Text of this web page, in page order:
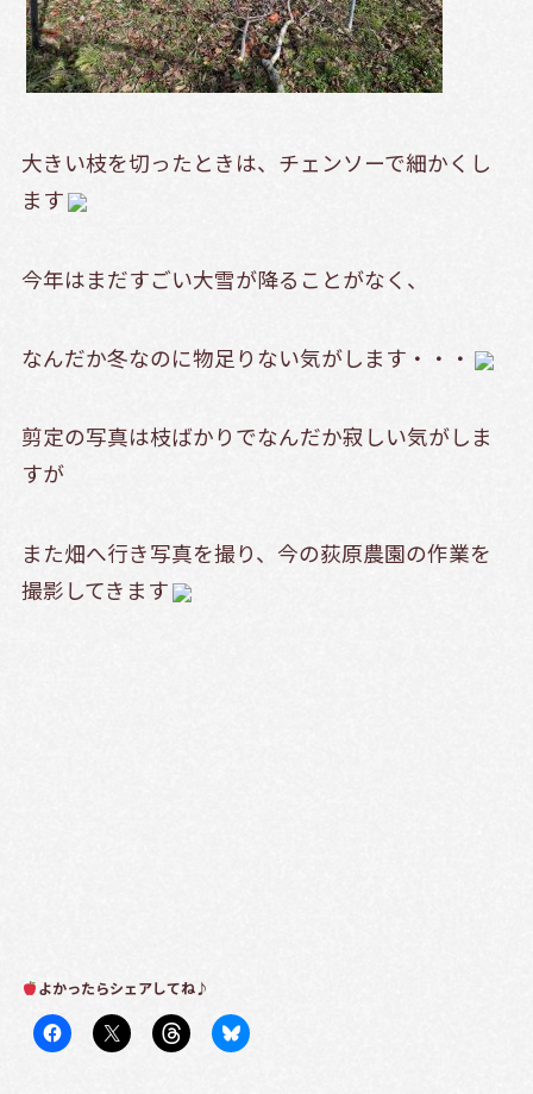
大きい枝を切ったときは、チェンソーで細かくし
ます
今年はまだすごい大雪が降ることがなく、
なんだか冬なのに物足りない気がします・・・
剪定の写真は枝ばかりでなんだか寂しい気がしま
すが
また畑へ行き写真を撮り、今の荻原農園の作業を
撮影してきます
よかったらシェアしてね♪